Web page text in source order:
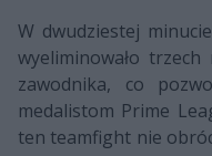
W dwudziestej
wyeliminowało
zawodnika, co
medalistom Prime
ten teamfight nie